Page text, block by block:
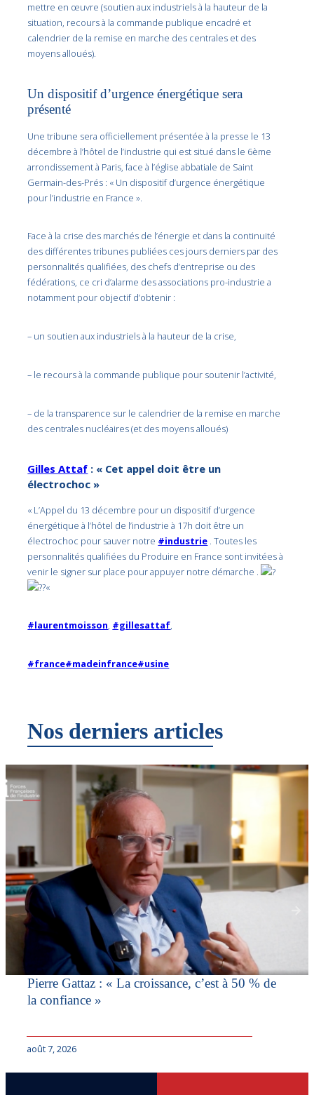
mettre en œuvre (soutien aux industriels à la hauteur de la
situation, recours à la commande publique encadré et
calendrier de la remise en marche des centrales et des
moyens alloués).
Un dispositif d’urgence énergétique sera
présenté
Une tribune sera officiellement présentée à la presse le 13
décembre à l’hôtel de l’industrie qui est situé dans le 6ème
arrondissement à Paris, face à l’église abbatiale de Saint
Germain-des-Prés : « Un dispositif d’urgence énergétique
pour l’industrie en France ».
Face à la crise des marchés de l’énergie et dans la continuité
des différentes tribunes publiées ces jours derniers par des
personnalités qualifiées, des chefs d’entreprise ou des
fédérations, ce cri d’alarme des associations pro-industrie a
notamment pour objectif d’obtenir :
– un soutien aux industriels à la hauteur de la crise,
– le recours à la commande publique pour soutenir l’activité,
– de la transparence sur le calendrier de la remise en marche
des centrales nucléaires (et des moyens alloués)
Gilles Attaf : « Cet appel doit être un
électrochoc »
« L’Appel du 13 décembre pour un dispositif d’urgence
énergétique à l’hôtel de l’industrie à 17h doit être un
électrochoc pour sauver notre #industrie . Toutes les
personnalités qualifiées du Produire en France sont invitées à
venir le signer sur place pour appuyer notre démarche .
«
#laurentmoisson, #gillesattaf,
#france#madeinfrance#usine
Nos derniers articles
Pierre Gattaz : « La croissance, c’est à 50 % de
la confiance »
août 7, 2026